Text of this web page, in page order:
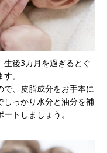
生後3カ月を過ぎるとぐ
。
、皮脂成分をお手本に
しっかり水分と油分を補
トしましょう。